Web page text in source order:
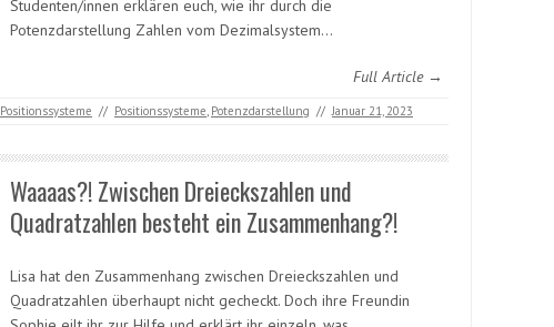
Studenten/innen erklären euch, wie ihr durch die
Potenzdarstellung Zahlen vom Dezimalsystem…
Full Article →
Positionssysteme // Positionssysteme, Potenzdarstellung // Januar 21, 2023
Waaaas?! Zwischen Dreieckszahlen und
Quadratzahlen besteht ein Zusammenhang?!
Lisa hat den Zusammenhang zwischen Dreieckszahlen und
Quadratzahlen überhaupt nicht gecheckt. Doch ihre Freundin